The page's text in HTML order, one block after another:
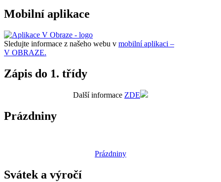
Mobilní aplikace
Sledujte informace z našeho webu v mobilní aplikaci –
V OBRAZE.
Zápis do 1. třídy
Další informace ZDE
Prázdniny
Prázdniny
Svátek a výročí